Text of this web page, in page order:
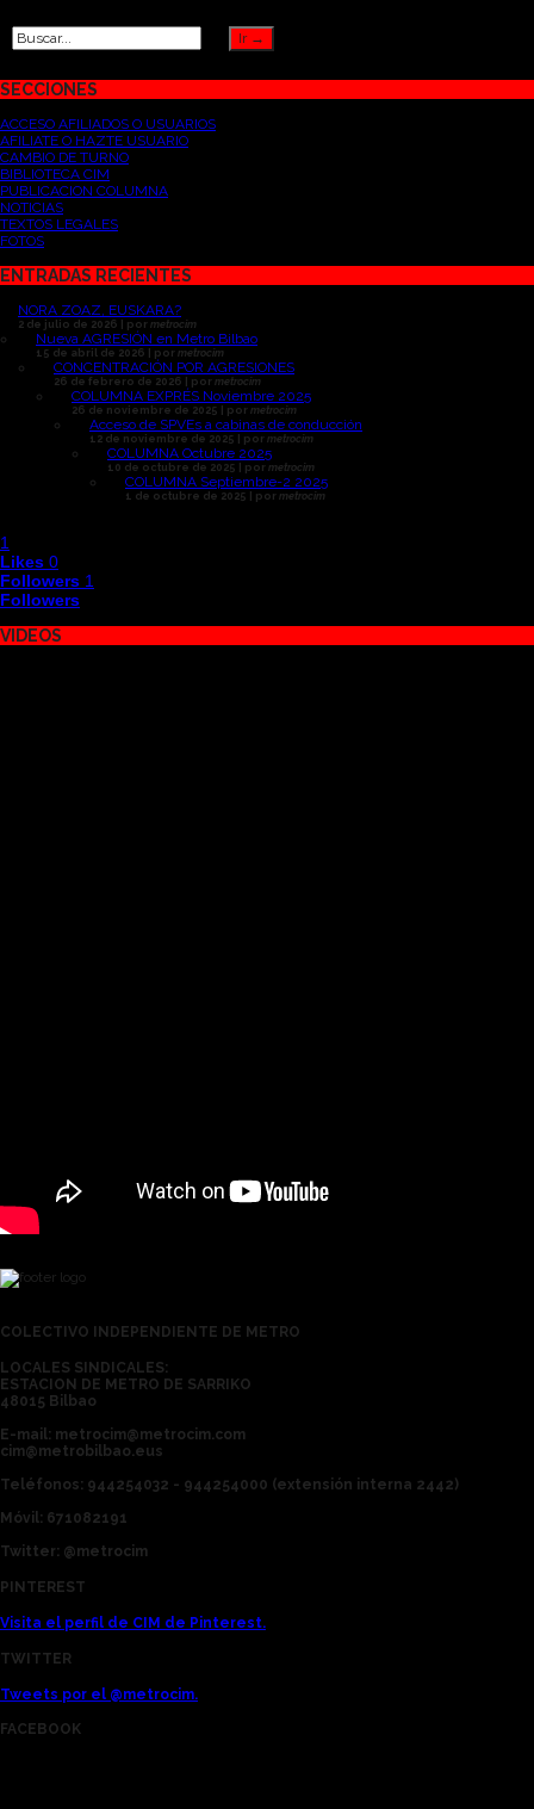
SECCIONES
ACCESO AFILIADOS O USUARIOS
AFILIATE O HAZTE USUARIO
CAMBIO DE TURNO
BIBLIOTECA CIM
PUBLICACION COLUMNA
NOTICIAS
TEXTOS LEGALES
FOTOS
ENTRADAS RECIENTES
NORA ZOAZ, EUSKARA?
2 de julio de 2026 | por metrocim
Nueva AGRESIÓN en Metro Bilbao
15 de abril de 2026 | por metrocim
CONCENTRACIÓN POR AGRESIONES
26 de febrero de 2026 | por metrocim
COLUMNA EXPRÉS Noviembre 2025
26 de noviembre de 2025 | por metrocim
Acceso de SPVEs a cabinas de conducción
12 de noviembre de 2025 | por metrocim
COLUMNA Octubre 2025
10 de octubre de 2025 | por metrocim
COLUMNA Septiembre-2 2025
1 de octubre de 2025 | por metrocim
1
Likes 0
Followers 1
Followers
VIDEOS
COLECTIVO INDEPENDIENTE DE METRO
LOCALES SINDICALES:
ESTACION DE METRO DE SARRIKO
48015 Bilbao
E-mail: metrocim@metrocim.com
cim@metrobilbao.eus
Teléfonos: 944254032 - 944254000 (extensión interna 2442)
Móvil: 671082191
Twitter: @metrocim
PINTEREST
Visita el perfil de CIM de Pinterest.
TWITTER
Tweets por el @metrocim.
FACEBOOK